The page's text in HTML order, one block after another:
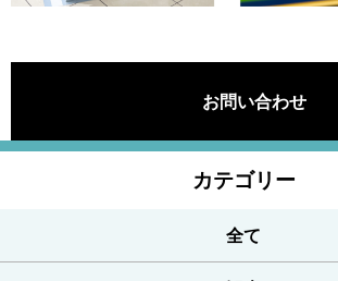
お問い合わせ
カテゴリー
全て